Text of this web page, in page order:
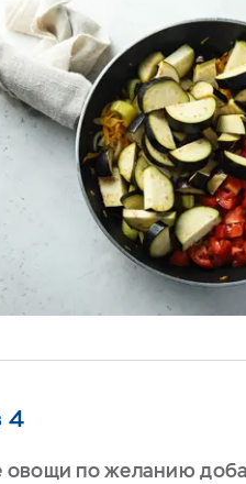
4
овощи по желанию